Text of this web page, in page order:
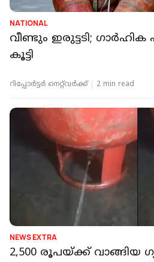
NATIONAL
വീണ്ടും ഇരുട്ടടി;
കൂട്ടി
റിപ്പോർട്ടർ നെറ്റ്‌വര്‍ക്ക്‌ 2 min read
NEWS EXTRA
2,500 രൂപയ്ക്ക് വാങ്ങിയ